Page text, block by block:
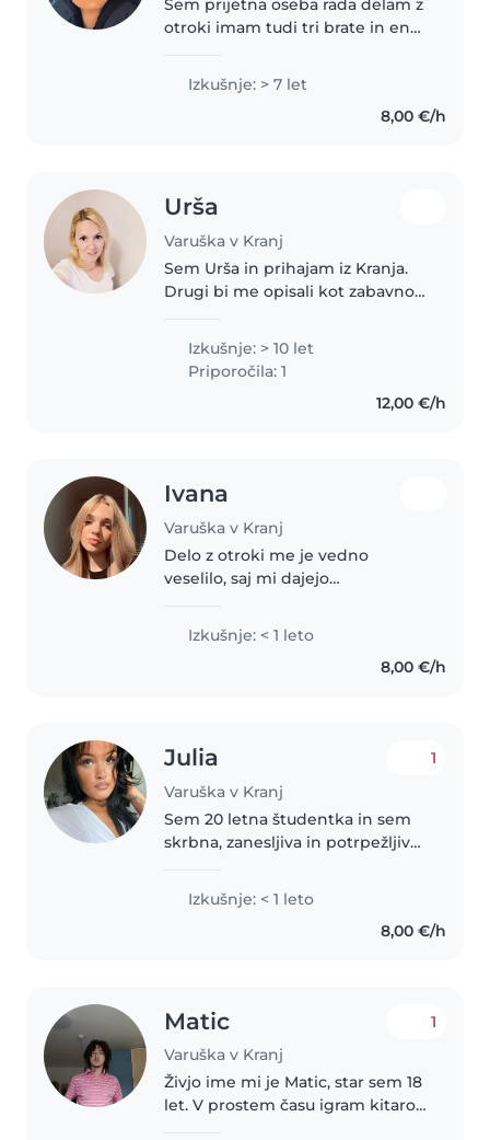
Sem prijetna oseba rada delam z
otroki imam tudi tri brate in eno
preživeli z mano rada se učim in
z mlajšimi nove stvari tudi z
Izkušnje: > 7 let
8,00 €/h
Urša
Varuška v Kranj
Sem Urša in prihajam iz Kranja.
Drugi bi me opisali kot zabavno,
osebo. Po poklicu sem
pomočnica vzgojiteljice. Z
varstvom otrok imam veliko
Izkušnje: > 10 let
Priporočila: 1
12,00 €/h
Ivana
Varuška v Kranj
Delo z otroki me je vedno
veselilo, saj mi dajejo
veliko mlajših družinskih članov
in imam izkušnje z varstvom
dveh predšolskih otrok tuje
Izkušnje: < 1 leto
8,00 €/h
Julia
Varuška v Kranj
1
Sem 20 letna študentka in sem
skrbna, zanesljiva in potrpežljiva
otroci ob meni počutijo varne,
Izkušnje: < 1 leto
8,00 €/h
Matic
Varuška v Kranj
1
Živjo ime mi je Matic, star sem 18
let. V prostem času igram kitaro,